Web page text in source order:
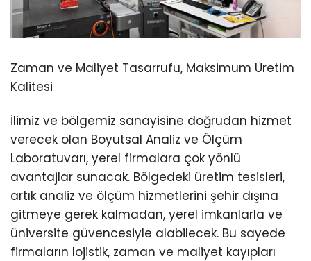
Zaman ve Maliyet Tasarrufu, Maksimum Üretim
Kalitesi
İlimiz ve bölgemiz sanayisine doğrudan hizmet
verecek olan Boyutsal Analiz ve Ölçüm
Laboratuvarı, yerel firmalara çok yönlü
avantajlar sunacak. Bölgedeki üretim tesisleri,
artık analiz ve ölçüm hizmetlerini şehir dışına
gitmeye gerek kalmadan, yerel imkanlarla ve
üniversite güvencesiyle alabilecek. Bu sayede
firmaların lojistik, zaman ve maliyet kayıpları